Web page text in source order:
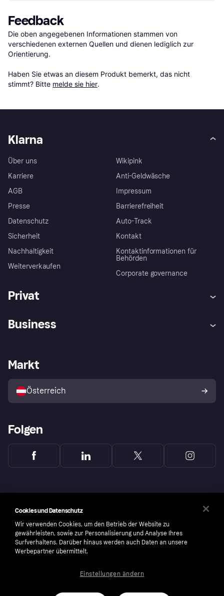
Feedback
Die oben angegebenen Informationen stammen von
verschiedenen externen Quellen und dienen lediglich zur
Orientierung.
Haben Sie etwas an diesem Produkt bemerkt, das nicht
stimmt? Bitte melde sie hier.
Klarna
Über uns
Karriere
AGB
Presse
Datenschutz
Sicherheit
Nachhaltigkeit
Weiterverkaufen
Wikipink
Anti-Geldwäsche
Impressum
Barrierefreiheit
Auto-Track
Kontakt
Kontaktinformationen für
Behörden
Corporate governance
Privat
Shops entdecken
Business
Händlerportal
Markt
Österreich
Folgen
number: 556737-0431
Cookies und Datenschutz
Wir verwenden Cookies, um den Betrieb der Website zu
gewährleisten, sowie zur Personalisierung und Analyse Ihres
Surfverhaltens. Darüber hinaus werden auch Daten an unsere
Werbepartner übermittelt.
Einstellungen ändern